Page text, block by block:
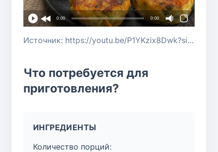
0:00 0:00
Источник: https://youtu.be/P1YKzix8Dwk?si=UB-Kxd6X0J21gwfu
Что потребуется для
приготовления?
ИНГРЕДИЕНТЫ
Количество порций: